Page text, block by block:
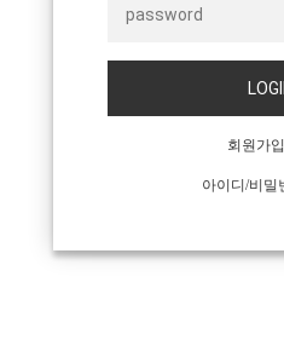
회원가
아이디/비밀